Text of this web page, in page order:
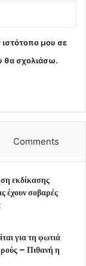
μου σε
θα σχολιάσω.
Comments
εκδίκασης
έχουν σοβαρές
για τη φωτιά
– Πιθανή η